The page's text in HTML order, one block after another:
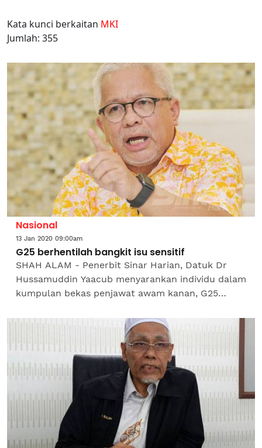
Kata kunci berkaitan MKI
Jumlah: 355
Nasional
13 Jan 2020 09:00am
G25 berhentilah bangkit isu sensitif
SHAH ALAM - Penerbit Sinar Harian, Datuk Dr
Hussamuddin Yaacub menyarankan individu dalam
kumpulan bekas penjawat awam kanan, G25
boleh membangkitkan...